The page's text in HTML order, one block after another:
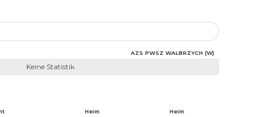
AZS PWSZ WALBRZYCH (W)
Keine Statistik
Heim Heim